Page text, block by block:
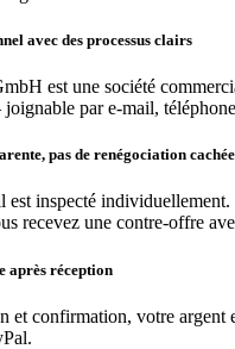
avec des processus clairs
est une société
par e-mail,
pas de renégociation cachée
est inspecté individuellement.
recevez une contre-offre
après réception
et confirmation, votre argent